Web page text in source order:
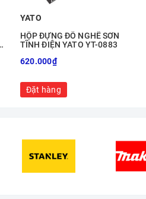
YATO
HỘP ĐỰNG ĐỒ NGHỀ SƠN
TĨNH ĐIỆN YATO YT-0883
620.000₫
Đặt hàng